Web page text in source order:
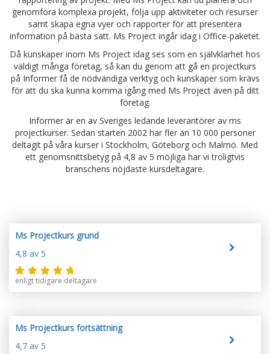
genomföra komplexa projekt, följa upp aktiviteter och resurser
samt skapa egna vyer och rapporter för att presentera
information på bästa sätt. Ms Project ingår idag i Office-paketet.
Då kunskaper inom Ms Project idag ses som en självklarhet hos
väldigt många företag, så kan du genom att gå en projectkurs
på Informer få de nödvändiga verktyg och kunskaper som krävs
för att du ska kunna komma igång med Ms Project även på ditt
företag.
Informer är en av Sveriges ledande leverantörer av ms
projectkurser. Sedan starten 2002 har fler än 10 000 personer
deltagit på våra kurser i Stockholm, Göteborg och Malmö. Med
ett genomsnittsbetyg på 4,8 av 5 möjliga har vi troligtvis
branschens nöjdaste kursdeltagare.
Ms Projectkurs grund
4,8 av 5
enligt tidigare deltagare
Ms Projectkurs fortsättning
4,7 av 5